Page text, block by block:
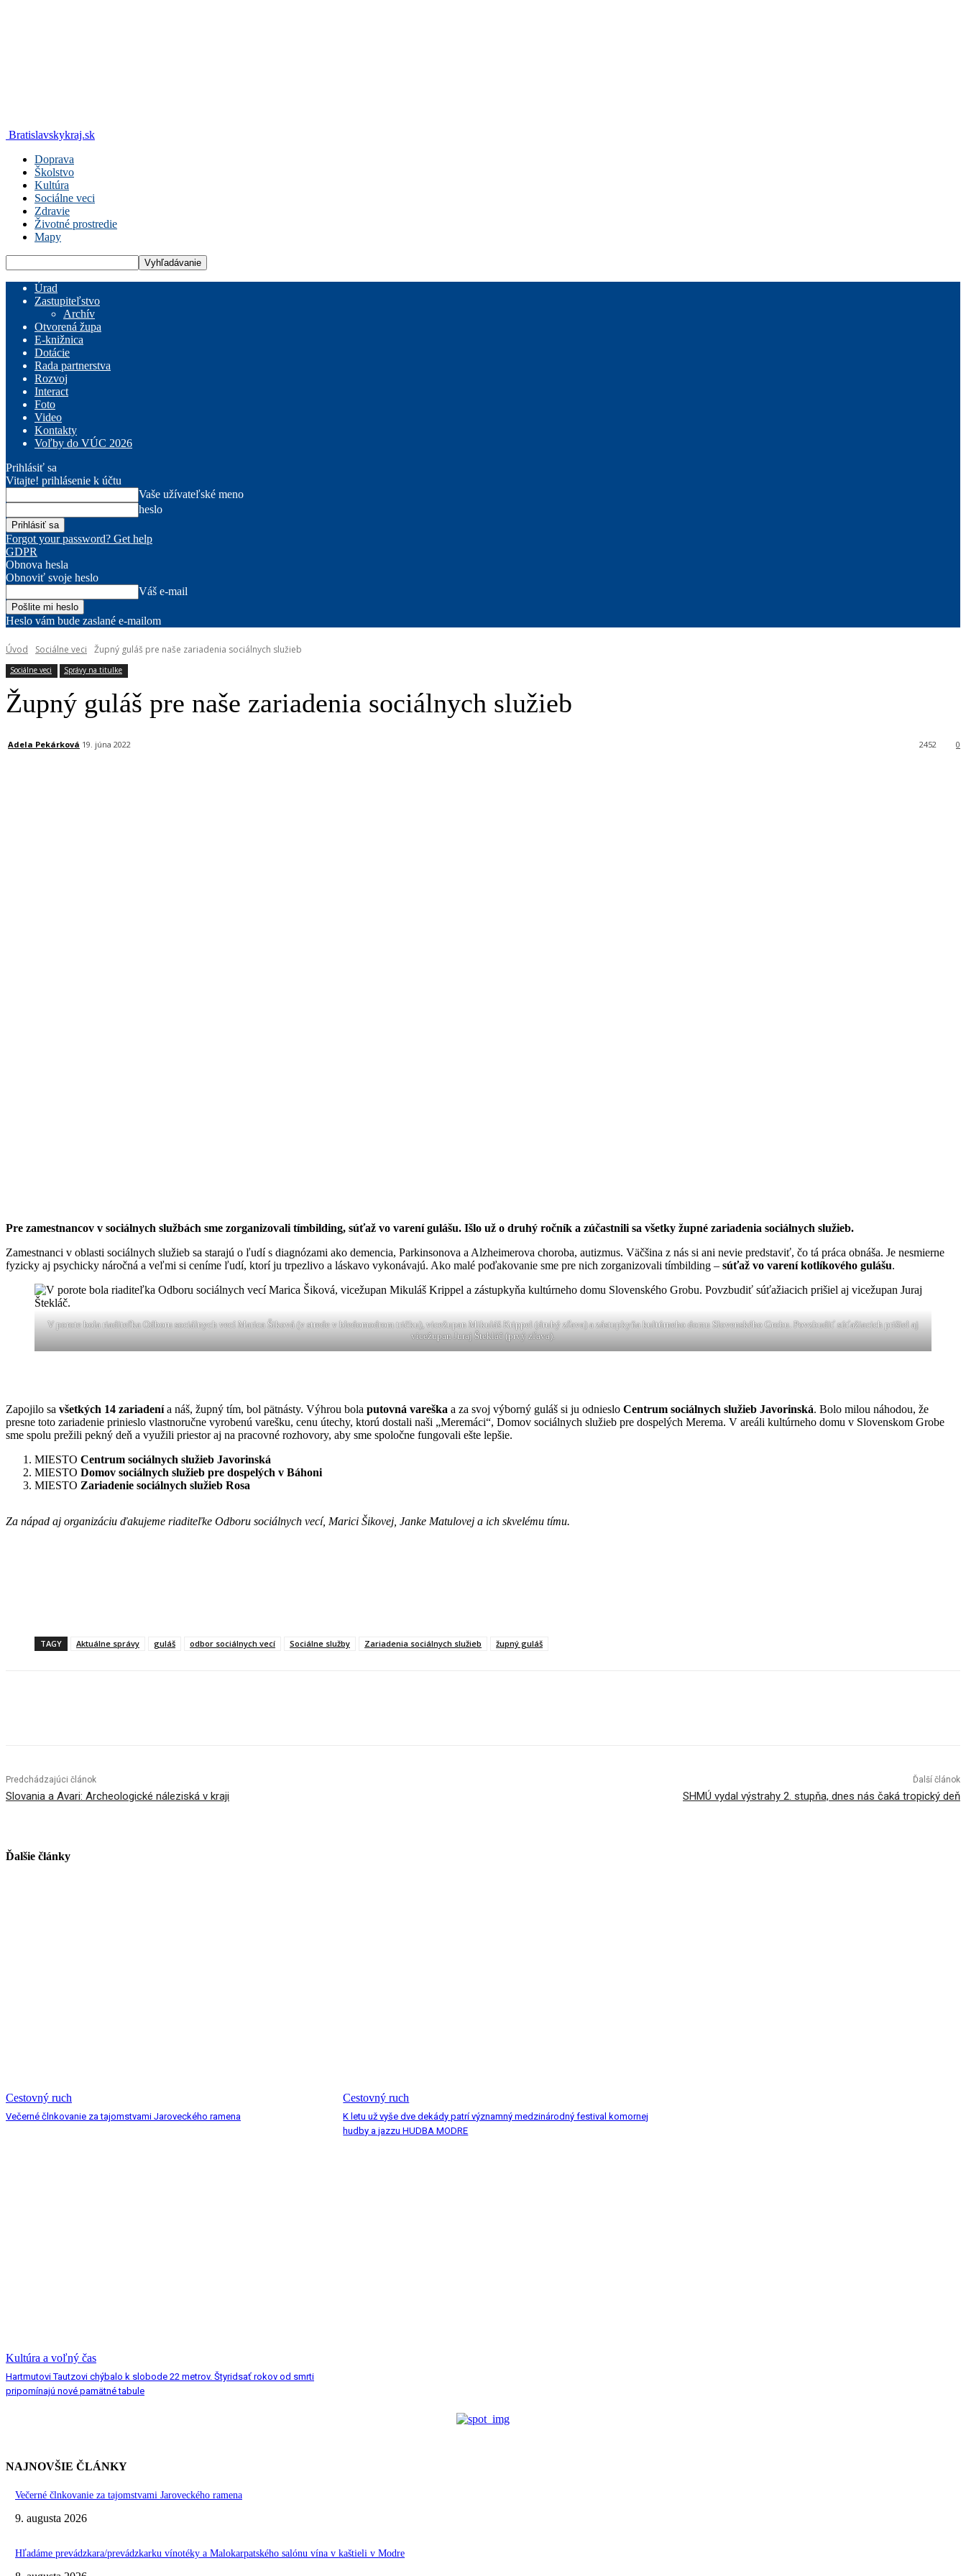
Bratislavskykraj.sk
Doprava
Školstvo
Kultúra
Sociálne veci
Zdravie
Životné prostredie
Mapy
Úrad
Zastupiteľstvo
Archív
Otvorená župa
E-knižnica
Dotácie
Rada partnerstva
Rozvoj
Interact
Foto
Video
Kontakty
Voľby do VÚC 2026
Prihlásiť sa
Vitajte! prihlásenie k účtu
Vaše užívateľské meno
heslo
Forgot your password? Get help
GDPR
Obnova hesla
Obnoviť svoje heslo
Váš e-mail
Heslo vám bude zaslané e-mailom
Úvod Sociálne veci Župný guláš pre naše zariadenia sociálnych služieb
Sociálne veci Správy na titulke
Župný guláš pre naše zariadenia sociálnych služieb
Adela Pekárková 19. júna 2022 0
2452
Pre zamestnancov v sociálnych službách sme zorganizovali tímbilding, súťaž vo varení gulášu. Išlo už o druhý ročník a zúčastnili sa všetky župné zariadenia sociálnych služieb.
Zamestnanci v oblasti sociálnych služieb sa starajú o ľudí s diagnózami ako demencia, Parkinsonova a Alzheimerova choroba, autizmus. Väčšina z nás si ani nevie predstaviť, čo tá práca obnáša. Je nesmierne
fyzicky aj psychicky náročná a veľmi si ceníme ľudí, ktorí ju trpezlivo a láskavo vykonávajú. Ako malé poďakovanie sme pre nich zorganizovali tímbilding – súťaž vo varení kotlíkového gulášu.
V porote bola riaditeľka Odboru sociálnych vecí Marica Šiková (v strede v bledomodrom tričku), vicežupan Mikuláš Krippel (druhý zľava) a zástupkyňa kultúrneho domu Slovenského Grobu. Povzbudiť súťažiacich prišiel aj
vicežupan Juraj Štekláč (prvý zľava).
Zapojilo sa všetkých 14 zariadenía náš, župný tím, bol pätnásty. Výhrou bola putovná vareška a za svoj výborný guláš si ju odnieslo Centrum sociálnych služieb Javorinská. Bolo milou náhodou, že
presne toto zariadenie prinieslo vlastnoručne vyrobenú varešku, cenu útechy, ktorú dostali naši „Meremáci“, Domov sociálnych služieb pre dospelých Merema. V areáli kultúrneho domu v Slovenskom Grobe
sme spolu prežili pekný deň a využili priestor aj na pracovné rozhovory, aby sme spoločne fungovali ešte lepšie.
MIESTO Centrum sociálnych služieb Javorinská
MIESTO Domov sociálnych služieb pre dospelých v Báhoni
MIESTO Zariadenie sociálnych služieb Rosa
Za nápad aj organizáciu ďakujeme riaditeľke Odboru sociálnych vecí, Marici Šikovej, Janke Matulovej a ich skvelému tímu.
TAGY Aktuálne správy guláš odbor sociálnych vecí Sociálne služby Zariadenia sociálnych služieb župný guláš
Predchádzajúci článok
Slovania a Avari: Archeologické náleziská v kraji
Ďalší článok
SHMÚ vydal výstrahy 2. stupňa, dnes nás čaká tropický deň
Ďalšie články
Cestovný ruch
Večerné člnkovanie za tajomstvami Jaroveckého ramena
Cestovný ruch
K letu už vyše dve dekády patrí významný medzinárodný festival komornej
hudby a jazzu HUDBA MODRE
Kultúra a voľný čas
Hartmutovi Tautzovi chýbalo k slobode 22 metrov. Štyridsať rokov od smrti
pripomínajú nové pamätné tabule
NAJNOVŠIE ČLÁNKY
Večerné člnkovanie za tajomstvami Jaroveckého ramena
9. augusta 2026
Hľadáme prevádzkara/prevádzkarku vínotéky a Malokarpatského salónu vína v kaštieli v Modre